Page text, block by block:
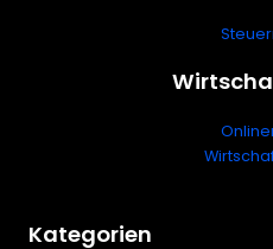
Kategorien